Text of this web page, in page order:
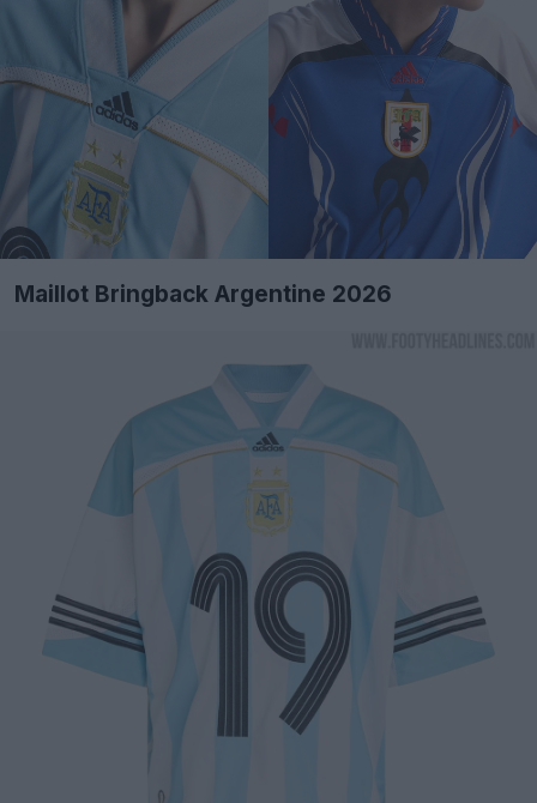
Maillot Bringback Argentine 2026